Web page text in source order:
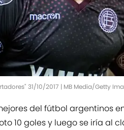
31/10/2017 | MB Media/Getty
del fútbol argentinos
10 goles y luego se iría al